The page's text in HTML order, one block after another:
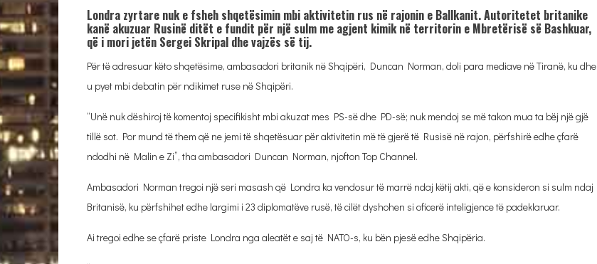
Londra zyrtare nuk e fsheh shqetësimin mbi aktivitetin rus në rajonin e Ballkanit. Autoritetet britanike
kanë akuzuar Rusinë ditët e fundit për një sulm me agjent kimik në territorin e Mbretërisë së Bashkuar,
që i mori jetën Sergei Skripal dhe vajzës së tij.
Për të adresuar këto shqetësime, ambasadori britanik në Shqipëri, Duncan Norman, doli para mediave në Tiranë, ku dhe
u pyet mbi debatin për ndikimet ruse në Shqipëri.
“Unë nuk dëshiroj të komentoj specifikisht mbi akuzat mes PS-së dhe PD-së; nuk mendoj se më takon mua ta bëj një gjë
tillë sot. Por mund të them që ne jemi të shqetësuar për aktivitetin më të gjerë të Rusisë në rajon, përfshirë edhe çfarë
ndodhi në Malin e Zi”, tha ambasadori Duncan Norman, njofton Top Channel.
Ambasadori Norman tregoi një seri masash që Londra ka vendosur të marrë ndaj këtij akti, që e konsideron si sulm ndaj
Britanisë, ku përfshihet edhe largimi i 23 diplomatëve rusë, të cilët dyshohen si oficerë inteligjence të padeklaruar.
Ai tregoi edhe se çfarë priste Londra nga aleatët e saj të NATO-s, ku bën pjesë edhe Shqipëria.